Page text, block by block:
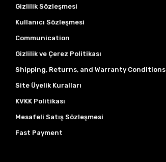
Gizlilik Sözleşmesi
Kullanıcı Sözleşmesi
Communication
Gizlilik ve Çerez Politikası
Shipping, Returns, and Warranty Conditions
Site Üyelik Kuralları
KVKK Politikası
Mesafeli Satış Sözleşmesi
Fast Payment